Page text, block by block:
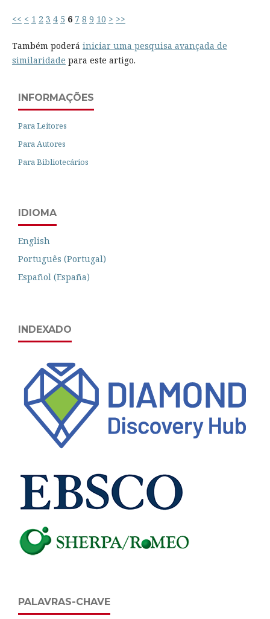
<< < 1 2 3 4 5 6 7 8 9 10 > >>
Também poderá iniciar uma pesquisa avançada de
similaridade para este artigo.
INFORMAÇÕES
Para Leitores
Para Autores
Para Bibliotecários
IDIOMA
English
Português (Portugal)
Español (España)
INDEXADO
PALAVRAS-CHAVE